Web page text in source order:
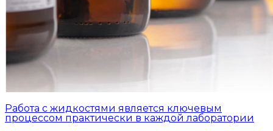
Работа с жидкостями является ключевым
процессом практически в каждой лаборатории